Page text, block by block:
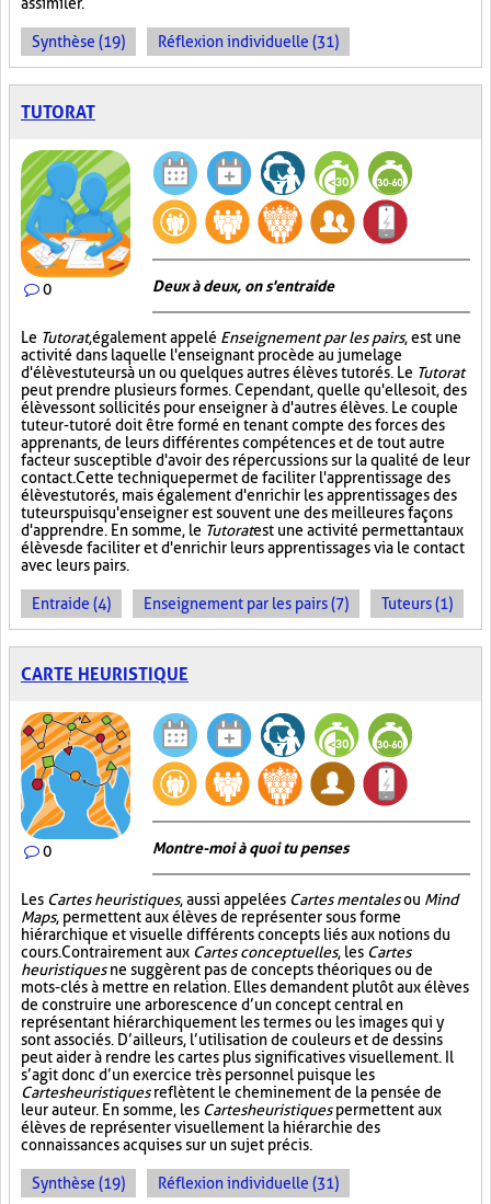
Synthèse (19) Réflexion individuelle (31)
TUTORAT
0 Deux à deux, on s'entraide
Le Tutorat, également appelé Enseignement par les pairs, est une
activité dans laquelle l'enseignant procède au jumelage
d'élèves tuteurs à un ou quelques autres élèves tutorés. Le Tutorat
peut prendre plusieurs formes. Cependant, quelle qu'elle soit, des
élèves sont sollicités pour enseigner à d'autres élèves. Le couple
tuteur-tutoré doit être formé en tenant compte des forces des
apprenants, de leurs différentes compétences et de tout autre
facteur susceptible d'avoir des répercussions sur la qualité de leur
contact. Cette technique permet de faciliter l'apprentissage des
élèves tutorés, mais également d'enrichir les apprentissages des
tuteurs puisqu'enseigner est souvent une des meilleures façons
d'apprendre. En somme, le Tutoratest une activité permettant aux
élèves de faciliter et d'enrichir leurs apprentissages via le contact
avec leurs pairs.
Entraide (4) Enseignement par les pairs (7) Tuteurs (1)
CARTE HEURISTIQUE
0 Montre-moi à quoi tu penses
Les Cartes heuristiques, aussi appelées Cartes mentalesou Mind
Maps, permettent aux élèves de représenter sous forme
hiérarchique et visuelle différents concepts liés aux notions du
cours. Contrairement aux Cartes conceptuelles, les Cartes
heuristiquesne suggèrent pas de concepts théoriques ou de
mots-clés à mettre en relation. Elles demandent plutôt aux élèves
de construire une arborescence d’un concept central en
représentant hiérarchiquement les termes ou les images qui y
sont associés. D’ailleurs, l’utilisation de couleurs et de dessins
peut aider à rendre les cartes plus significatives visuellement. Il
s’agit donc d’un exercice très personnel puisque les
Cartes heuristiquesreflètent le cheminement de la pensée de
leur auteur. En somme, les Cartes heuristiquespermettent aux
élèves de représenter visuellement la hiérarchie des
connaissances acquises sur un sujet précis.
Synthèse (19) Réflexion individuelle (31)